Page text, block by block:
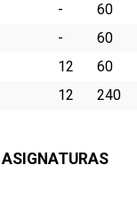
-
60
-
60
12
60
12 240